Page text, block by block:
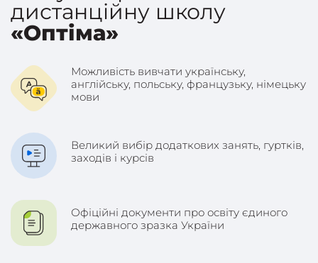
дистанційну школу
«Оптіма»
Можливість вивчати українську,
англійську, польську, французьку, німецьку
мови
Великий вибір додаткових занять, гуртків,
заходів і курсів
Офіційні документи про освіту єдиного
державного зразка України